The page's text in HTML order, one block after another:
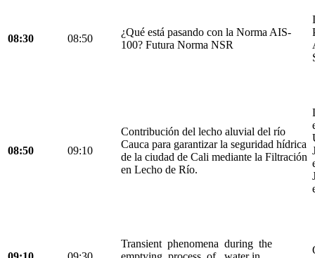
08:30 08:50
¿Qué está pasando con la Norma AIS-
100? Futura Norma NSR
08:50 09:10
Contribución del lecho aluvial del río
Cauca para garantizar la seguridad hídrica
de la ciudad de Cali mediante la Filtración
en Lecho de Río.
Transient phenomena during the